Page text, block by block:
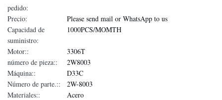
pedido:
Precio:
Please send mail or WhatsApp to us
Capacidad de
suministro:
1000PCS/MOMTH
Motor::
3306T
número de pieza::
2W8003
Máquina::
D33C
Número de parte.::
2W-8003
Materiales::
Acero